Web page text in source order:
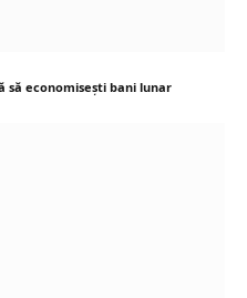
să economisești bani lunar